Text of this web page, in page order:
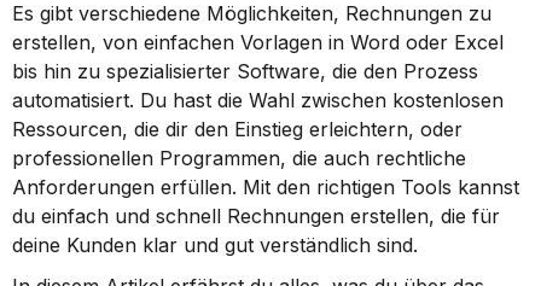
Es gibt verschiedene Möglichkeiten, Rechnungen zu
erstellen, von einfachen Vorlagen in Word oder Excel
bis hin zu spezialisierter Software, die den Prozess
automatisiert. Du hast die Wahl zwischen kostenlosen
Ressourcen, die dir den Einstieg erleichtern, oder
professionellen Programmen, die auch rechtliche
Anforderungen erfüllen. Mit den richtigen Tools kannst
du einfach und schnell Rechnungen erstellen, die für
deine Kunden klar und gut verständlich sind.